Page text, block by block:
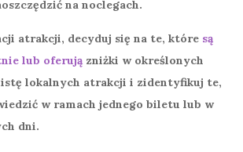
na noclegach.
atrakcji, decyduj się na te, które są
lub oferują zniżki w określonych
lokalnych atrakcji i zidentyfikuj te,
w ramach jednego biletu lub w
dni.